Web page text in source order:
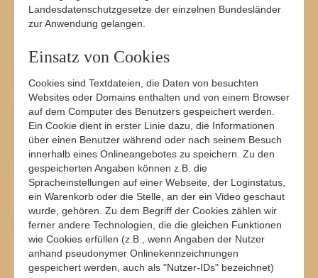
Landesdatenschutzgesetze der einzelnen Bundesländer
zur Anwendung gelangen.
Einsatz von Cookies
Cookies sind Textdateien, die Daten von besuchten
Websites oder Domains enthalten und von einem Browser
auf dem Computer des Benutzers gespeichert werden.
Ein Cookie dient in erster Linie dazu, die Informationen
über einen Benutzer während oder nach seinem Besuch
innerhalb eines Onlineangebotes zu speichern. Zu den
gespeicherten Angaben können z.B. die
Spracheinstellungen auf einer Webseite, der Loginstatus,
ein Warenkorb oder die Stelle, an der ein Video geschaut
wurde, gehören. Zu dem Begriff der Cookies zählen wir
ferner andere Technologien, die die gleichen Funktionen
wie Cookies erfüllen (z.B., wenn Angaben der Nutzer
anhand pseudonymer Onlinekennzeichnungen
gespeichert werden, auch als "Nutzer-IDs" bezeichnet)